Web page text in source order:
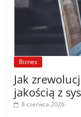
Biznes
Jak
jakością z
8 czerwca 2026